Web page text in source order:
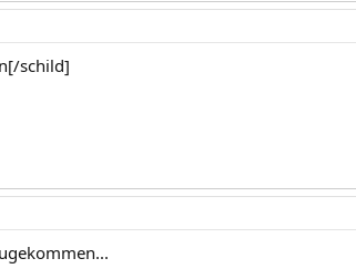
schild]